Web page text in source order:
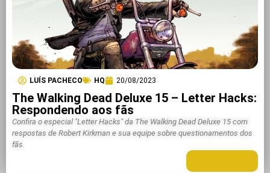
LUÍS PACHECO HQ 20/08/2023
The Walking Dead Deluxe 15 – Letter Hacks:
Respondendo aos fãs
Confira o especial "Letter Hacks" da The Walking Dead Deluxe 15 com
respostas de Robert Kirkman e sua equipe sobre questionamentos dos
fãs.